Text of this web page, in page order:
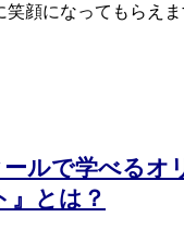
顔になってもらえま
ルで学べるオ
』とは？